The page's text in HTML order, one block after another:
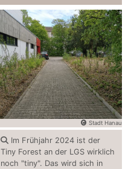
Stadt Hanau
Im Frühjahr 2024 ist der
Tiny Forest an der LGS wirklich
noch "tiny". Das wird sich in